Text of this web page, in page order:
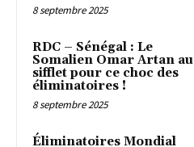
8 septembre 2025
RDC – Sénégal : Le
Somalien Omar Artan au
sifflet pour ce choc des
éliminatoires !
8 septembre 2025
Éliminatoires Mondial